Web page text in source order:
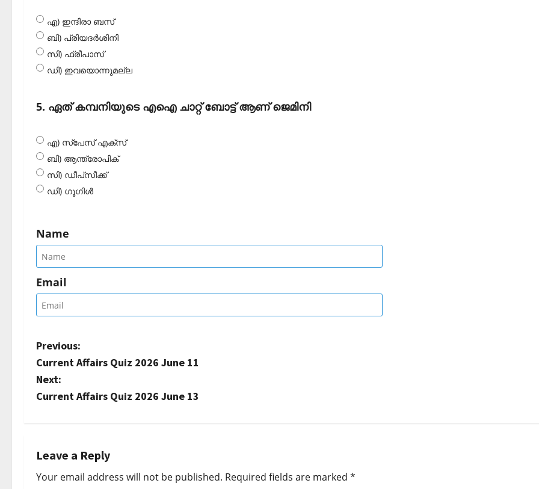
എ) ഇന്ദിരാ ബസ്
ബി) പ്രിയദര്‍ശിനി
സി) ഫ്രീപാസ്
ഡി) ഇവയൊന്നുമല്ല
5. ഏത് കമ്പനിയുടെ എഐ ചാറ്റ് ബോട്ട് ആണ് ജെമിനി
എ) സ്‌പേസ് എക്‌സ്
ബി) ആന്ത്രോപിക്
സി) ഡീപ്‌സീക്ക്
ഡി) ഗൂഗിള്‍
Name
Email
P
o
s
n
a
Previous:
Current Affairs Quiz 2026 June 11
Next:
Current Affairs Quiz 2026 June 13
Leave a Reply
Your email address will not be published. Required fields are marked *